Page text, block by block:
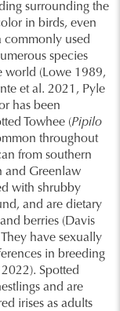
surrounding the
in birds, even
commonly used
species
world (Lowe 1989,
et al. 2021, Pyle
has been
Towhee (Pipilo
throughout
from southern
and Greenlaw
with shrubby
and are dietary
berries (Davis
have sexually
in breeding
Spotted
and are
irises as adults